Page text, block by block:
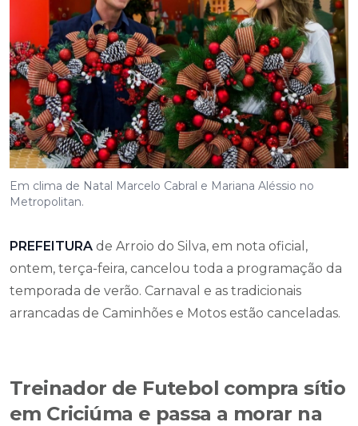
Em clima de Natal Marcelo Cabral e Mariana Aléssio no
Metropolitan.
PREFEITURA de Arroio do Silva, em nota oficial,
ontem, terça-feira, cancelou toda a programação da
temporada de verão. Carnaval e as tradicionais
arrancadas de Caminhões e Motos estão canceladas.
Treinador de Futebol compra sítio
em Criciúma e passa a morar na